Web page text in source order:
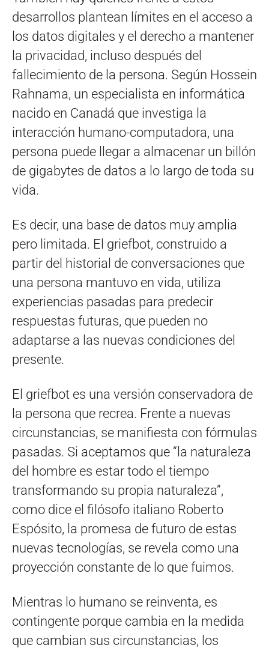
desarrollos plantean límites en el acceso a
los datos digitales y el derecho a mantener
la privacidad, incluso después del
fallecimiento de la persona. Según Hossein
Rahnama, un especialista en informática
nacido en Canadá que investiga la
interacción humano-computadora, una
persona puede llegar a almacenar un billón
de gigabytes de datos a lo largo de toda su
vida.
Es decir, una base de datos muy amplia
pero limitada. El griefbot, construido a
partir del historial de conversaciones que
una persona mantuvo en vida, utiliza
experiencias pasadas para predecir
respuestas futuras, que pueden no
adaptarse a las nuevas condiciones del
presente.
El griefbot es una versión conservadora de
la persona que recrea. Frente a nuevas
circunstancias, se manifiesta con fórmulas
pasadas. Si aceptamos que “la naturaleza
del hombre es estar todo el tiempo
transformando su propia naturaleza”,
como dice el filósofo italiano Roberto
Espósito, la promesa de futuro de estas
nuevas tecnologías, se revela como una
proyección constante de lo que fuimos.
Mientras lo humano se reinventa, es
contingente porque cambia en la medida
que cambian sus circunstancias, los